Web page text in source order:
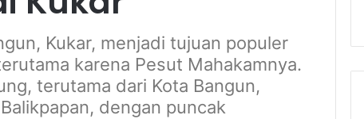
Kukar, menjadi tujuan populer
karena Pesut Mahakamnya.
terutama dari Kota Bangun,
dengan puncak